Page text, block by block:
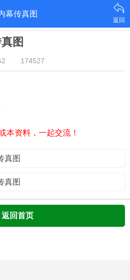
幕传真图
返回
图
174527
本资料，一起交流！
真图
真图
返回首页